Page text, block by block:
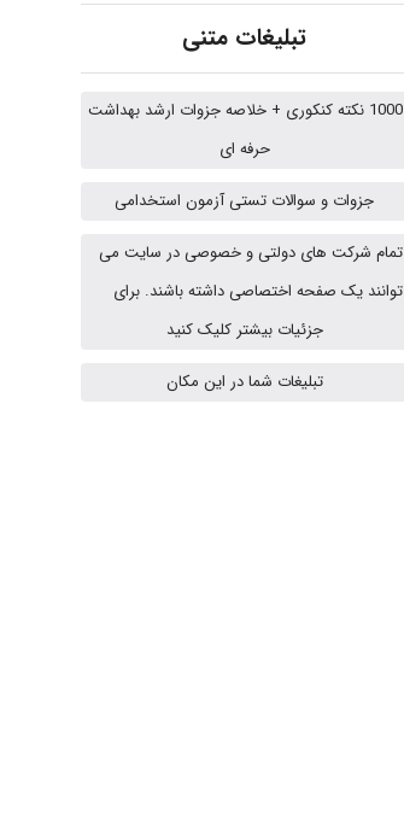
fatima
fahimeh sheibani
HaddadiMahsa
تبلیغات متنی
1000 نکته کنکوری + خلاصه جزوات ارشد بهداشت
حرفه ای
جزوات و سوالات تستی آزمون استخدامی
تمام شرکت های دولتی و خصوصی در سایت می
توانند یک صفحه اختصاصی داشته باشند. برای
جزئیات بیشتر کلیک کنید
تبلیغات شما در این مکان